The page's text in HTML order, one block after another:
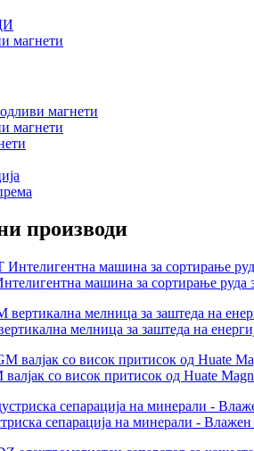
магнети
магнети
магнети
производи
машина за сортирање руда
мелница за заштеда на
валјак со висок притисок од Huate
сепарација на минерали -